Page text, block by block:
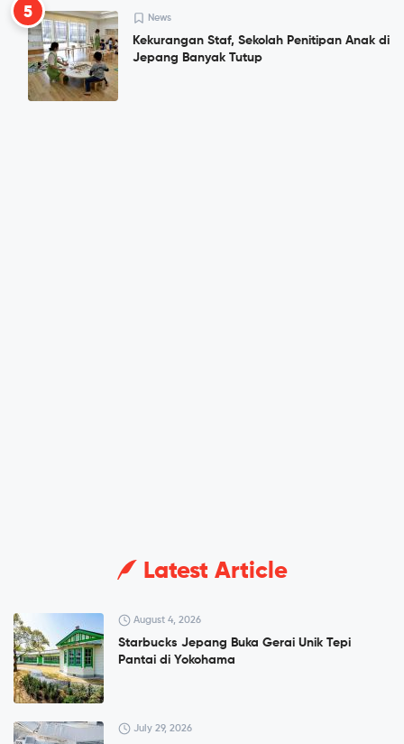
5 News
Kekurangan Staf, Sekolah Penitipan Anak di
Jepang Banyak Tutup
Latest Article
August 4, 2026
Starbucks Jepang Buka Gerai Unik Tepi
Pantai di Yokohama
July 29, 2026